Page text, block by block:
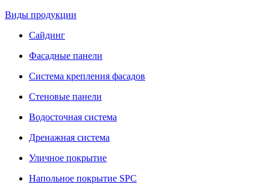
Виды продукции
Сайдинг
Фасадные панели
Система крепления фасадов
Стеновые панели
Водосточная система
Дренажная система
Уличное покрытие
Напольное покрытие SPC